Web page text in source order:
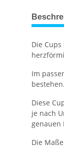
weitere
Die
Im
Diese
je nach
genauen
Die